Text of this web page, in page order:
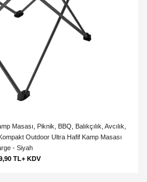
Masası, Piknik, BBQ, Balıkçılık, Avcılık,
Outdoor Ultra Hafif Kamp Masası
- Siyah
TL+ KDV